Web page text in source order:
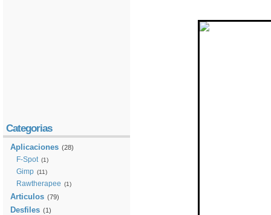
Categorias
Aplicaciones (28)
F-Spot (1)
Gimp (11)
Rawtherapee (1)
Articulos (79)
Desfiles (1)